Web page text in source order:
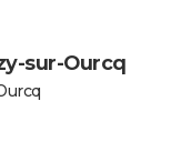
sur-Ourcq